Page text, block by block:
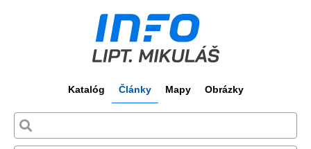
Katalóg Články Mapy Obrázky